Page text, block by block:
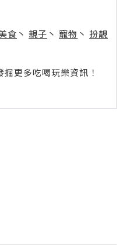
食 丶 親子 丶 寵物 丶 扮靚
更多吃喝玩樂資訊！